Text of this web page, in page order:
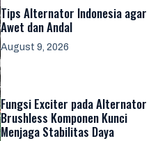
Tips Alternator Indonesia agar
Awet dan Andal
August 9, 2026
Fungsi Exciter pada Alternator
Brushless Komponen Kunci
Menjaga Stabilitas Daya